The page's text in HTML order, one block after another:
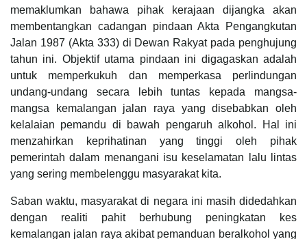
memaklumkan bahawa pihak kerajaan dijangka akan
membentangkan cadangan pindaan Akta Pengangkutan
Jalan 1987 (Akta 333) di Dewan Rakyat pada penghujung
tahun ini. Objektif utama pindaan ini digagaskan adalah
untuk memperkukuh dan memperkasa perlindungan
undang-undang secara lebih tuntas kepada mangsa-
mangsa kemalangan jalan raya yang disebabkan oleh
kelalaian pemandu di bawah pengaruh alkohol. Hal ini
menzahirkan keprihatinan yang tinggi oleh pihak
pemerintah dalam menangani isu keselamatan lalu lintas
yang sering membelenggu masyarakat kita.
Saban waktu, masyarakat di negara ini masih didedahkan
dengan realiti pahit berhubung peningkatan kes
kemalangan jalan raya akibat pemanduan beralkohol yang